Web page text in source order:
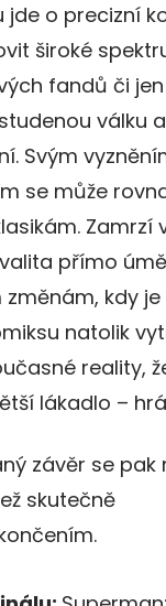
jde o precizní
široké
fandů či
válku
Svým
se může
Zamrzí
přímo
kdy
natolik
reality,
lákadlo –
závěr se pak
skutečně